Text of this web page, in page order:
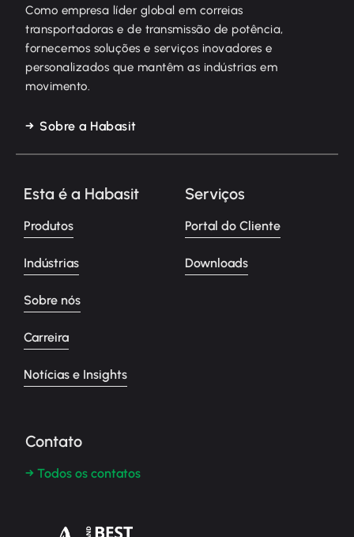
Como empresa líder global em correias
transportadoras e de transmissão de potência,
fornecemos soluções e serviços inovadores e
personalizados que mantêm as indústrias em
movimento.
Sobre a Habasit
Esta é a Habasit
Produtos
Indústrias
Sobre nós
Carreira
Notícias e Insights
Serviços
Portal do Cliente
Downloads
Contato
→ Todos os contatos